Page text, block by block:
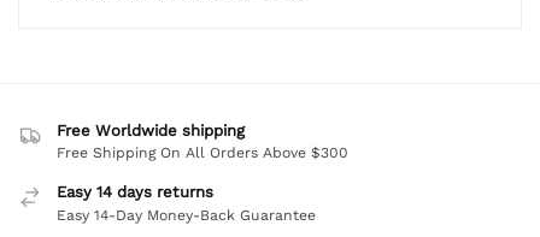
Free Worldwide shipping
Free Shipping On All Orders Above $300
Easy 14 days returns
Easy 14-Day Money-Back Guarantee